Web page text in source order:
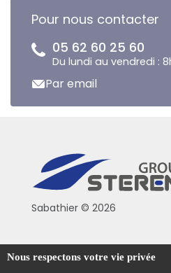
Pour nous contacter
05 62 60 25 60
Du lundi au vendredi :
Par email
Sabathier © 2026
Politique de confidentialité
Nous respectons votre vie privée